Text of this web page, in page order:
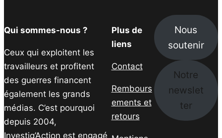
Qui sommes-nous ?
Ceux qui exploitent les
travailleurs et profitent
des guerres financent
également les grands
médias. C’est pourquoi
depuis 2004,
Investig’Action est engagé
Plus de
liens
Contact
Rembours
ements et
retours
Nous
soutenir
Notre
newslet
ter